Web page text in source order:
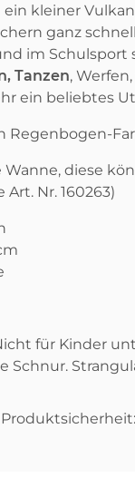
kleiner
ganz
im Schulsport
Tanzen,
ein beliebtes
Regenbogen-
diese
Nr. 160263)
für Kinder
Schnur.